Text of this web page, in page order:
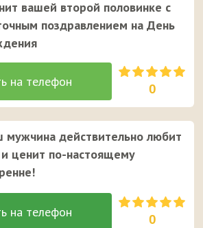
вашей второй половинке с
поздравлением на День
0
мужчина действительно любит
и ценит по-настоящему
0